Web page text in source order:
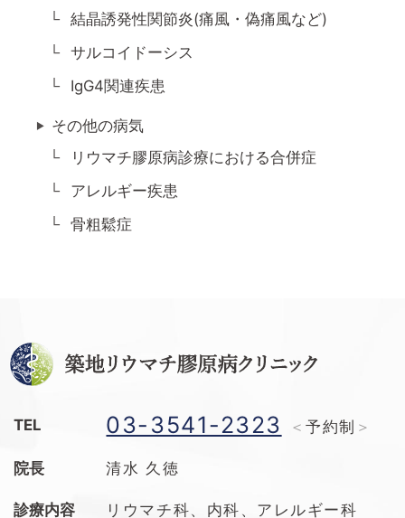
結晶誘発性関節炎(痛風・偽痛風など)
サルコイドーシス
IgG4関連疾患
その他の病気
リウマチ膠原病診療における合併症
アレルギー疾患
骨粗鬆症
TEL 03-3541-2323 予約制
院長 清水 久徳
診療内容 リウマチ科、内科、アレルギー科